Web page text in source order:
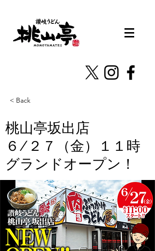
< Back
桃山亭坂出店
６/２７（金）１１時
グランドオープン！